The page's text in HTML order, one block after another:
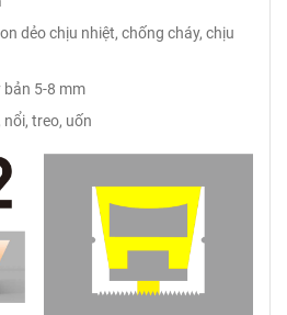
dẻo chịu nhiệt, chống cháy, chịu
bản 5-8 mm
treo, uốn